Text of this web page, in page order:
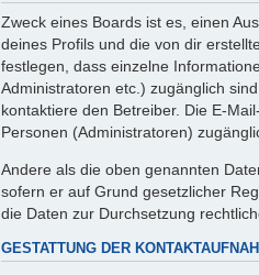
Zweck eines Boards ist es, einen
deines Profils und die von dir
festlegen, dass einzelne
Administratoren etc.) zugänglich
kontaktiere den Betreiber. Die E-
Personen (Administratoren)
Andere als die oben genannten
sofern er auf Grund gesetzlicher
die Daten zur Durchsetzung
GESTATTUNG DER